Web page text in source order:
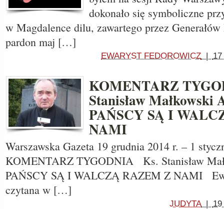
dokonało się symboliczne
w Magdalence dilu, zawartego przez
pardon maj […]
EWARYST FEDOROWICZ |
KOMENTARZ
Stanisław
PAŃSCY SĄ I
NAMI
Warszawska Gazeta 19 grudnia 2014 r. – 1
KOMENTARZ TYGODNIA Ks. Stanisław
PAŃSCY SĄ I WALCZĄ RAZEM Z NAMI
czytana w […]
JUDYTA|